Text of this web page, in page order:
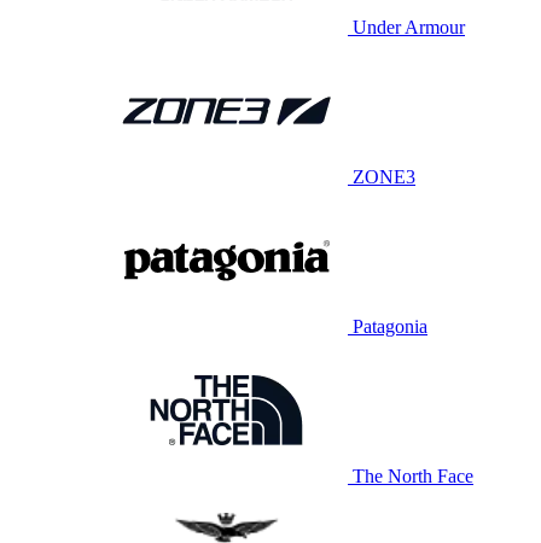
Under Armour
ZONE3
Patagonia
The North Face